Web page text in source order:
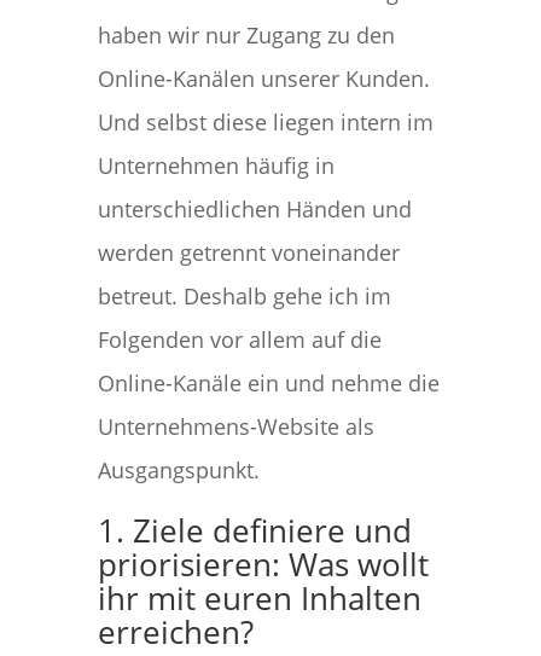
haben wir nur Zugang zu den
Online-Kanälen unserer Kunden.
Und selbst diese liegen intern im
Unternehmen häufig in
unterschiedlichen Händen und
werden getrennt voneinander
betreut. Deshalb gehe ich im
Folgenden vor allem auf die
Online-Kanäle ein und nehme die
Unternehmens-Website als
Ausgangspunkt.
1. Ziele definiere und
priorisieren: Was wollt
ihr mit euren Inhalten
erreichen?